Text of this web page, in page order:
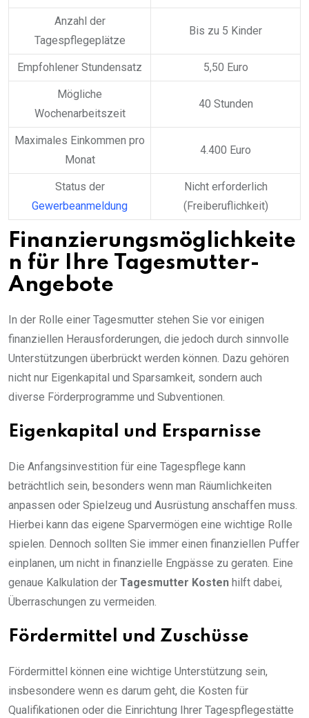
Anzahl der
Tagespflegeplätze
Bis zu 5 Kinder
Empfohlener Stundensatz 5,50 Euro
Mögliche
Wochenarbeitszeit
40 Stunden
Maximales Einkommen pro
Monat
4.400 Euro
Status der
Gewerbeanmeldung
Nicht erforderlich
(Freiberuflichkeit)
Finanzierungsmöglichkeite
n für Ihre Tagesmutter-
Angebote
In der Rolle einer Tagesmutter stehen Sie vor einigen
finanziellen Herausforderungen, die jedoch durch sinnvolle
Unterstützungen überbrückt werden können. Dazu gehören
nicht nur Eigenkapital und Sparsamkeit, sondern auch
diverse Förderprogramme und Subventionen.
Eigenkapital und Ersparnisse
Die Anfangsinvestition für eine Tagespflege kann
beträchtlich sein, besonders wenn man Räumlichkeiten
anpassen oder Spielzeug und Ausrüstung anschaffen muss.
Hierbei kann das eigene Sparvermögen eine wichtige Rolle
spielen. Dennoch sollten Sie immer einen finanziellen Puffer
einplanen, um nicht in finanzielle Engpässe zu geraten. Eine
genaue Kalkulation der Tagesmutter Kosten hilft dabei,
Überraschungen zu vermeiden.
Fördermittel und Zuschüsse
Fördermittel können eine wichtige Unterstützung sein,
insbesondere wenn es darum geht, die Kosten für
Qualifikationen oder die Einrichtung Ihrer Tagespflegestätte